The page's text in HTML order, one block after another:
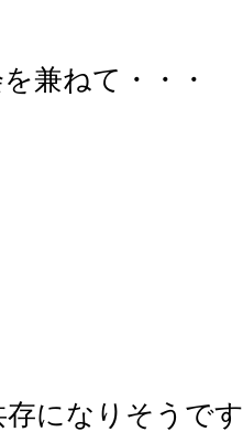
兼ねて・・・
になりそうで